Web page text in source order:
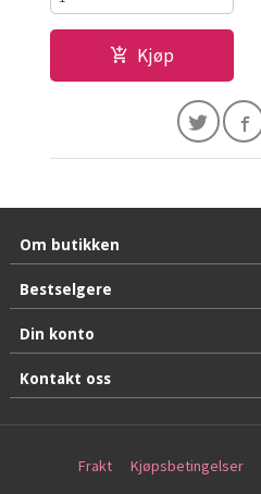
Kjøp
Om butikken
Bestselgere
Din konto
Kontakt oss
Frakt Kjøpsbetingelser